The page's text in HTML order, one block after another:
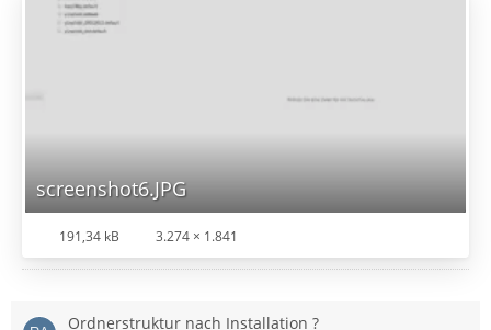
screenshot6.JPG
191,34 kB 3.274 × 1.841
Ordnerstruktur nach Installation ?